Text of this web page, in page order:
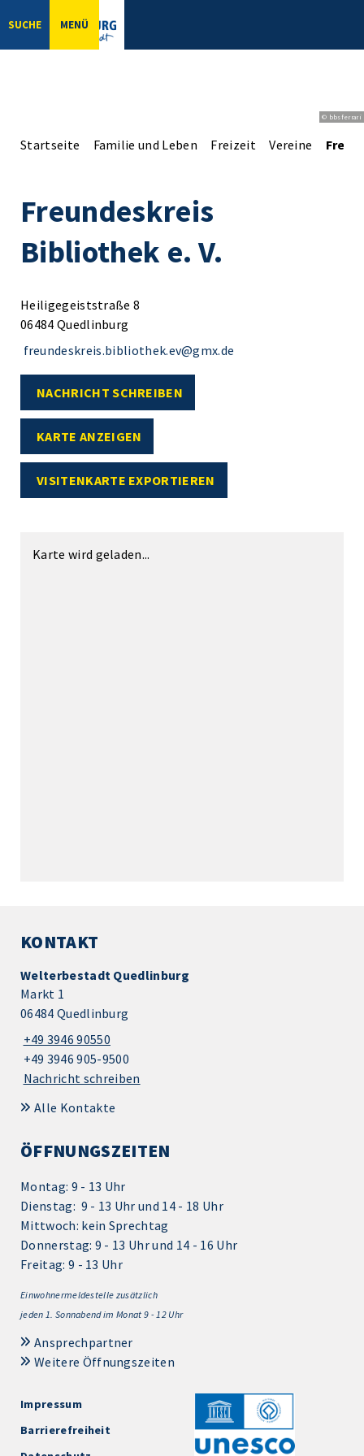
SUCHE MENÜ
© bbsferrari
Startseite Familie und Leben Freizeit Vereine
Freundeskreis
Bibliothek e. V.
Heiligegeiststraße 8
06484 Quedlinburg
freundeskreis.bibliothek.ev@gmx.de
NACHRICHT SCHREIBEN
KARTE ANZEIGEN
VISITENKARTE EXPORTIEREN
Karte wird geladen...
KONTAKT
Welterbestadt Quedlinburg
Markt 1
06484 Quedlinburg
+49 3946 90550
+49 3946 905-9500
Nachricht schreiben
Alle Kontakte
ÖFFNUNGSZEITEN
Montag: 9 - 13 Uhr
Dienstag: 9 - 13 Uhr und 14 - 18 Uhr
Mittwoch: kein Sprechtag
Donnerstag: 9 - 13 Uhr und 14 - 16 Uhr
Freitag: 9 - 13 Uhr
Einwohnermeldestelle zusätzlich
jeden 1. Sonnabend im Monat 9 - 12 Uhr
Ansprechpartner
Weitere Öffnungszeiten
Impressum
Barrierefreiheit